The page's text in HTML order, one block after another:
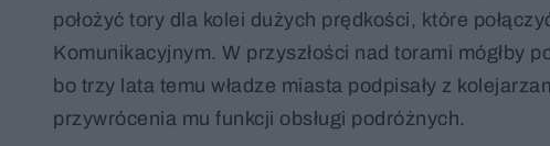
położyć tory dla kolei dużych prędkości, które
Komunikacyjnym. W przyszłości nad torami mógłby
bo trzy lata temu władze miasta podpisały z
przywrócenia mu funkcji obsługi podróżnych.